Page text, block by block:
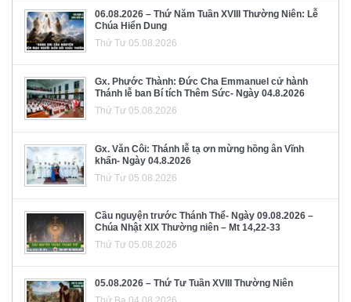
06.08.2026 – Thứ Năm Tuần XVIII Thường Niên: Lễ
Chúa Hiển Dung
Thứ Tư 05.08.2026
Gx. Phước Thành: Đức Cha Emmanuel cử hành
Thánh lễ ban Bí tích Thêm Sức- Ngày 04.8.2026
Thứ Tư 05.08.2026
Gx. Văn Côi: Thánh lễ tạ ơn mừng hồng ân Vĩnh
khấn- Ngày 04.8.2026
Thứ Tư 05.08.2026
Cầu nguyện trước Thánh Thể- Ngày 09.08.2026 –
Chúa Nhật XIX Thường niên – Mt 14,22-33
Thứ Tư 05.08.2026
05.08.2026 – Thứ Tư Tuần XVIII Thường Niên